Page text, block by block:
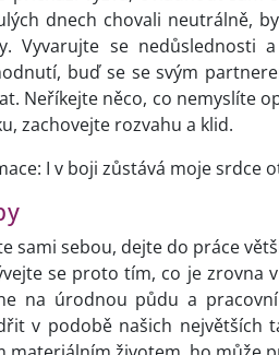
dnech chovali neutrálně,
Vyvarujte se nedůslednosti
buď se se svým
Neříkejte něco, co nemyslíte
zachovejte rozvahu a klid.
I v boji zůstává moje srdce
sami sebou, dejte do práce
se proto tím, co je zrovna
na úrodnou půdu a
v podobě našich největších